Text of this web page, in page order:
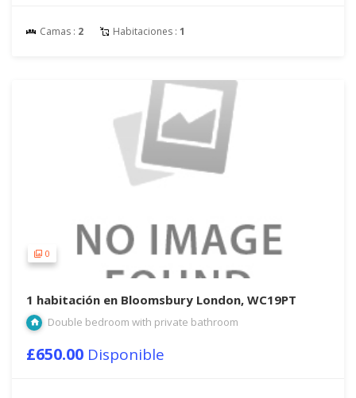
Camas : 2 Habitaciones : 1
0
1 habitación en Bloomsbury London, WC19PT
Double bedroom with private bathroom
£650.00 Disponible